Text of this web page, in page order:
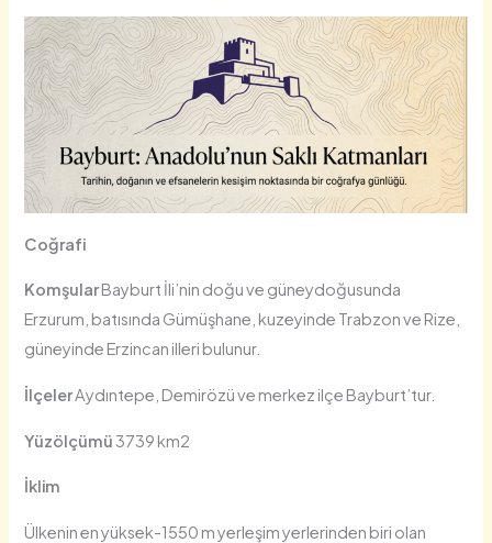
Coğrafi
KomşularBayburt İli’nin doğu ve güneydoğusunda
Erzurum, batısında Gümüşhane, kuzeyinde Trabzon ve Rize,
güneyinde Erzincan illeri bulunur.
İlçelerAydıntepe, Demirözü ve merkez ilçe Bayburt’tur.
Yüzölçümü3739 km2
İklim
Ülkenin en yüksek-1550 m yerleşim yerlerinden biri olan